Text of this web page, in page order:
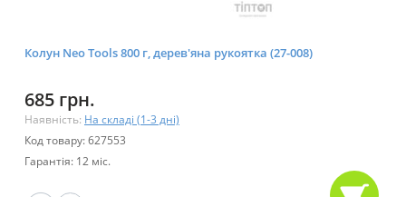
Колун Neo Tools 800 г, дерев'яна рукоятка (27-008)
685 грн.
Наявність: На складі (1-3 дні)
Код товару: 627553
Гарантія: 12 міс.